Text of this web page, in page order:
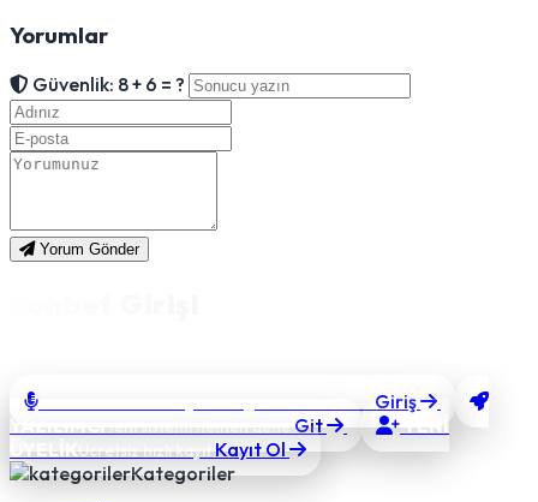
Yorumlar
Güvenlik: 8 + 6 = ?
Yorum Gönder
Giriş
YAZILIMCIYeni sistemi hemen deneGit
YENİ
ÜYELİKÜcretsiz hızlı kayıtKayıt Ol
Kategoriler